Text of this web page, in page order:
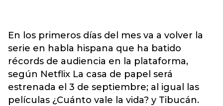
En los primeros días del mes va a volver la
serie en habla hispana que ha batido
récords de audiencia en la plataforma,
según Netflix La casa de papel será
estrenada el 3 de septiembre; al igual las
películas ¿Cuánto vale la vida? y Tibucán.